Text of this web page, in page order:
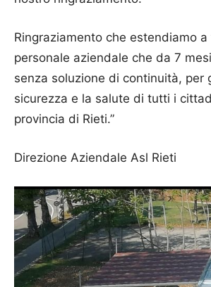
Ringraziamento che estendiamo
personale aziendale che da 7
senza soluzione di continuità, per
sicurezza e la salute di tutti i
provincia di Rieti.”
Direzione Aziendale Asl Rieti